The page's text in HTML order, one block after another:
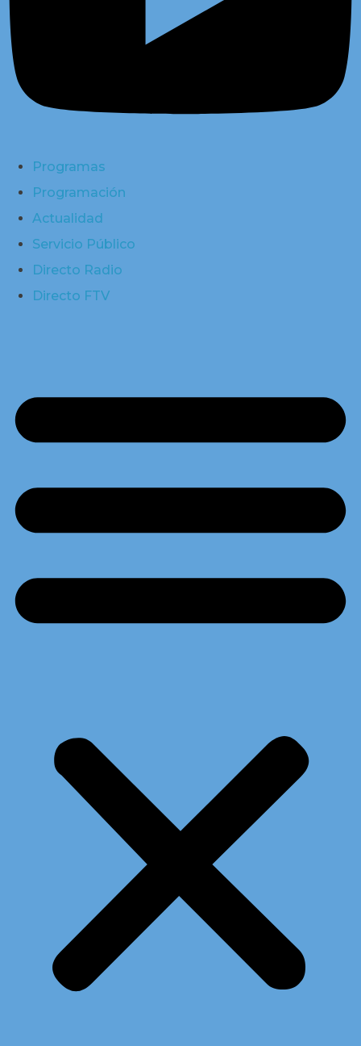
Programas
Programación
Actualidad
Servicio Público
Directo Radio
Directo FTV